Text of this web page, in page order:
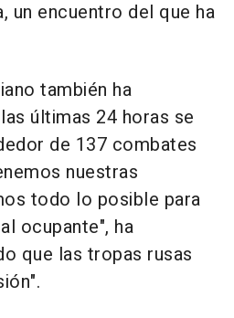
un encuentro del que ha
también ha
últimas 24 horas se
de 137 combates
nuestras
todo lo posible para
ocupante", ha
que las tropas rusas